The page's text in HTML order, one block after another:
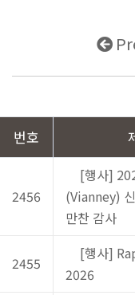
번호
2456
[행사]
(Vianney)
만찬 감사
2455
[행사]
2026